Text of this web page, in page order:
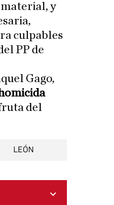
material, y
culpables
PP de
Gago,
del
LEÓN